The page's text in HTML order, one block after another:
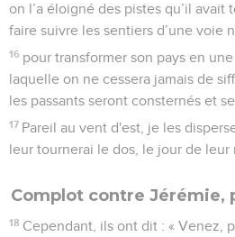
on l’a éloigné des pistes qu’il avait
faire suivre les sentiers d’une voie
16 pour transformer son pays en
laquelle on ne cessera jamais de
les passants seront consternés et
17 Pareil au vent d'est, je les
leur tournerai le dos, le jour de leur
Complot contre Jérémie,
18 Cependant, ils ont dit : « Venez,